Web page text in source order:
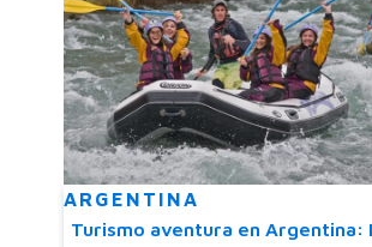
ARGENTINA
Turismo aventura en Argentina: